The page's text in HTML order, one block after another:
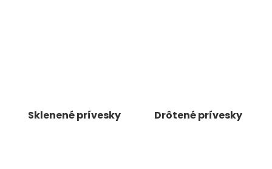
Sklenené prívesky Drôtené prívesky